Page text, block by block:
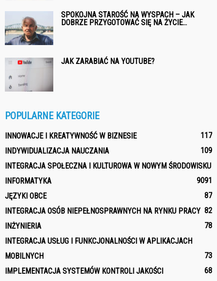
SPOKOJNA STAROŚĆ NA WYSPACH – JAK
DOBRZE PRZYGOTOWAĆ SIĘ NA ŻYCIE...
JAK ZARABIAĆ NA YOUTUBE?
POPULARNE KATEGORIE
INNOWACJE I KREATYWNOŚĆ W BIZNESIE
117
INDYWIDUALIZACJA NAUCZANIA
109
INTEGRACJA SPOŁECZNA I KULTUROWA W NOWYM ŚRODOWISKU
91
INFORMATYKA
90
JĘZYKI OBCE
87
INTEGRACJA OSÓB NIEPEŁNOSPRAWNYCH NA RYNKU PRACY 82
INŻYNIERIA
78
INTEGRACJA USŁUG I FUNKCJONALNOŚCI W APLIKACJACH
MOBILNYCH
73
IMPLEMENTACJA SYSTEMÓW KONTROLI JAKOŚCI
68